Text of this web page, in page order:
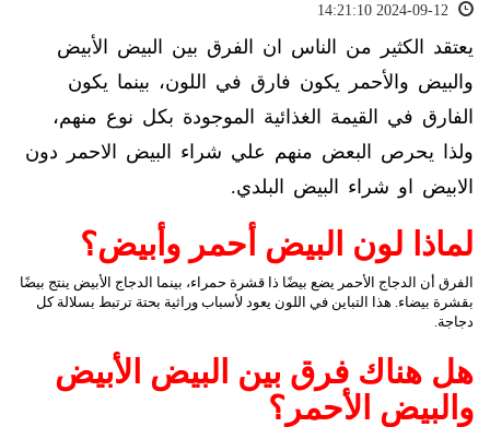
يعتقد الكثير من الناس ان الفرق بين البيض الأبيض
والبيض والأحمر يكون فارق في اللون، بينما يكون
الفارق في القيمة الغذائية الموجودة بكل نوع منهم،
ولذا يحرص البعض منهم علي شراء البيض الاحمر دون
الابيض او شراء البيض البلدي.
لماذا لون البيض أحمر وأبيض؟
الفرق أن الدجاج الأحمر يضع بيضًا ذا قشرة حمراء، بينما الدجاج الأبيض ينتج بيضًا
بقشرة بيضاء. هذا التباين في اللون يعود لأسباب وراثية بحتة ترتبط بسلالة كل
دجاجة.
هل هناك فرق بين البيض الأبيض
والبيض الأحمر؟